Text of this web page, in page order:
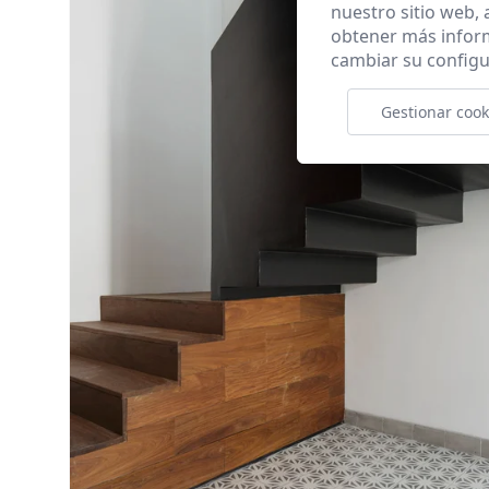
nuestro sitio web,
obtener más
cambiar su
Gestionar